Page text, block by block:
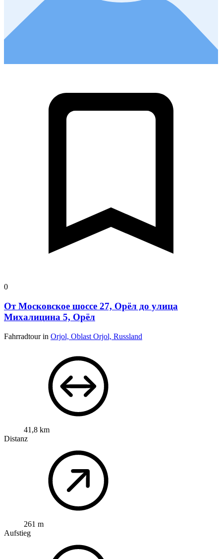
0
От Московское шоссе 27, Орёл до улица
Михалицина 5, Орёл
Fahrradtour in Orjol, Oblast Orjol, Russland
41,8 km
Distanz
261 m
Aufstieg